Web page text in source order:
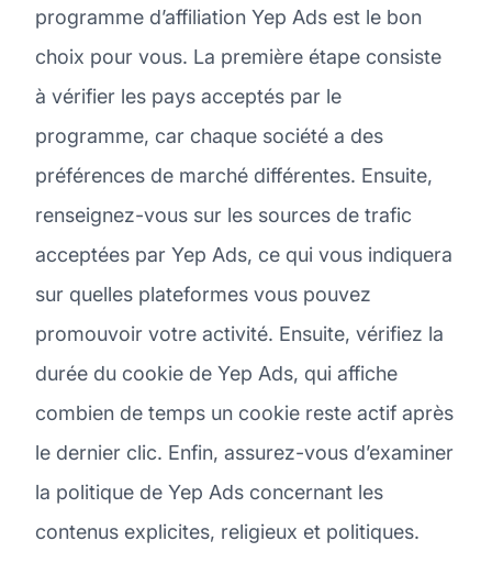
programme d’affiliation Yep Ads est le bon
choix pour vous. La première étape consiste
à vérifier les pays acceptés par le
programme, car chaque société a des
préférences de marché différentes. Ensuite,
renseignez-vous sur les sources de trafic
acceptées par Yep Ads, ce qui vous indiquera
sur quelles plateformes vous pouvez
promouvoir votre activité. Ensuite, vérifiez la
durée du cookie de Yep Ads, qui affiche
combien de temps un cookie reste actif après
le dernier clic. Enfin, assurez-vous d’examiner
la politique de Yep Ads concernant les
contenus explicites, religieux et politiques.